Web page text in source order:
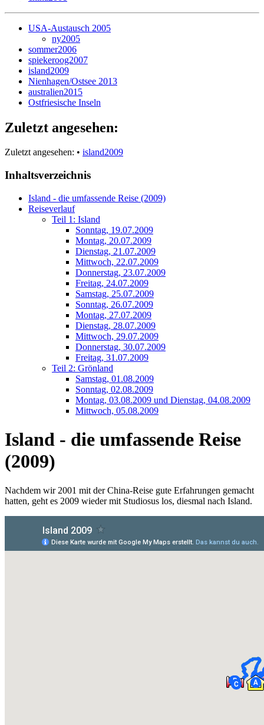
USA-Austausch 2005
ny2005
sommer2006
spiekeroog2007
island2009
Nienhagen/Ostsee 2013
australien2015
Ostfriesische Inseln
Zuletzt angesehen:
Zuletzt angesehen: • island2009
Inhaltsverzeichnis
Island - die umfassende Reise (2009)
Reiseverlauf
Teil 1: Island
Sonntag, 19.07.2009
Montag, 20.07.2009
Dienstag, 21.07.2009
Mittwoch, 22.07.2009
Donnerstag, 23.07.2009
Freitag, 24.07.2009
Samstag, 25.07.2009
Sonntag, 26.07.2009
Montag, 27.07.2009
Dienstag, 28.07.2009
Mittwoch, 29.07.2009
Donnerstag, 30.07.2009
Freitag, 31.07.2009
Teil 2: Grönland
Samstag, 01.08.2009
Sonntag, 02.08.2009
Montag, 03.08.2009 und Dienstag, 04.08.2009
Mittwoch, 05.08.2009
Island - die umfassende Reise
(2009)
Nachdem wir 2001 mit der China-Reise gute Erfahrungen gemacht
hatten, geht es 2009 wieder mit Studiosus los, diesmal nach Island.